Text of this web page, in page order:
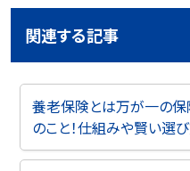
関連する記事
養老保険とは万が一の
のこと！仕組みや賢い選